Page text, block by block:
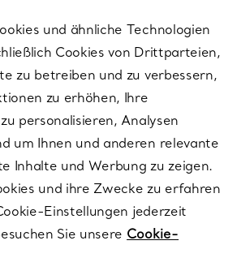
und ähnliche Technologien
Cookies von Drittparteien,
zu betreiben und zu verbessern,
zu erhöhen, Ihre
personalisieren, Analysen
um Ihnen und anderen relevante
Inhalte und Werbung zu zeigen.
und ihre Zwecke zu erfahren
Einstellungen jederzeit
Sie unsere Cookie-